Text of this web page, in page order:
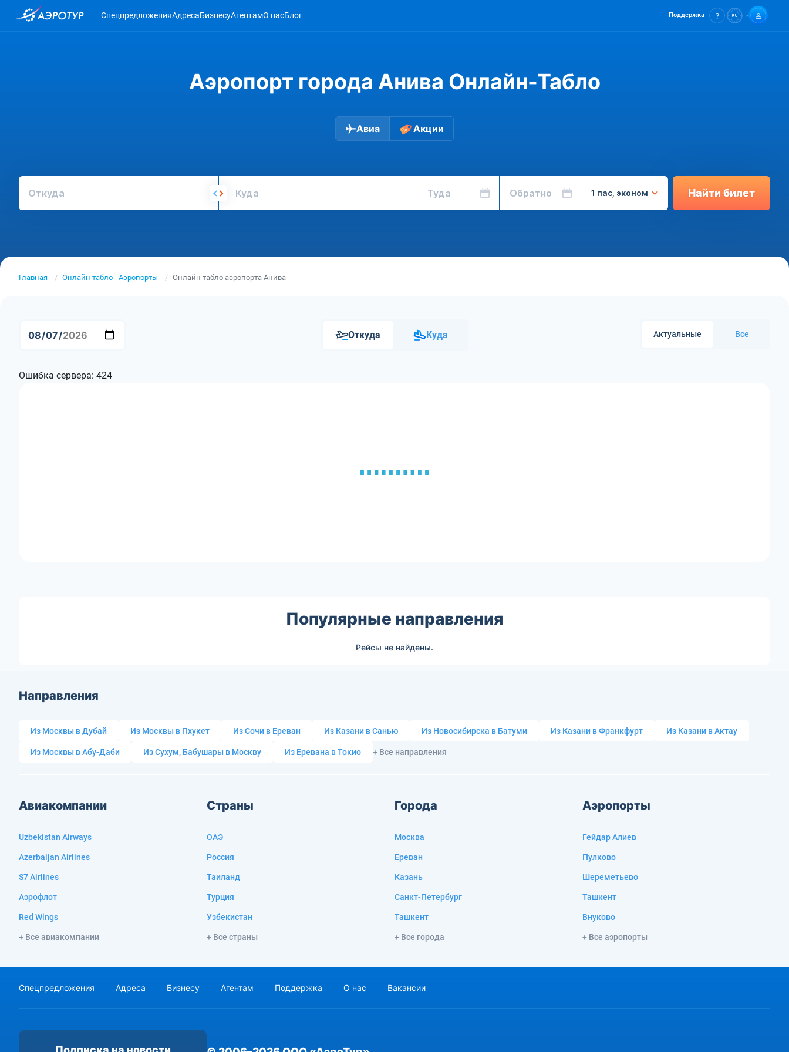
СпецпредложенияАдресаБизнесуАгентамО насБлог Поддержка
Аэропорт города Анива Онлайн-Табло
Авиа Акции
Откуда Куда Туда Обратно 1 пас, эконом Найти билет
Главная Онлайн табло - Аэропорты Онлайн табло аэропорта Анива
Откуда Куда Актуальные Все
Ошибка сервера: 424
Популярные направления
Рейсы не найдены.
Направления
Из Москвы в Дубай Из Москвы в Пхукет Из Сочи в Ереван Из Казани в Санью Из Новосибирска в Батуми Из Казани в Франкфурт Из Казани в Актау
Из Москвы в Абу-Даби Из Сухум, Бабушары в Москву Из Еревана в Токио + Все направления
Авиакомпании
Uzbekistan Airways
Azerbaijan Airlines
S7 Airlines
Аэрофлот
Red Wings
+ Все авиакомпании
Страны
ОАЭ
Россия
Таиланд
Турция
Узбекистан
+ Все страны
Города
Москва
Ереван
Казань
Санкт-Петербург
Ташкент
+ Все города
Аэропорты
Гейдар Алиев
Пулково
Шереметьево
Ташкент
Внуково
+ Все аэропорты
Спецпредложения Адреса Бизнесу Агентам Поддержка О нас Вакансии